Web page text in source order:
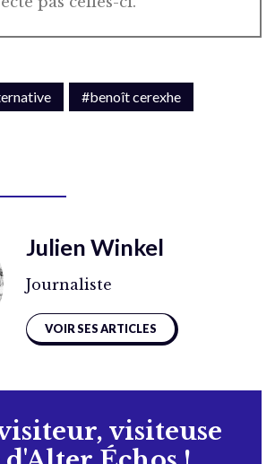
#benoît cerexhe
Julien Winkel
Journaliste
VOIR SES ARTICLES
visiteuse